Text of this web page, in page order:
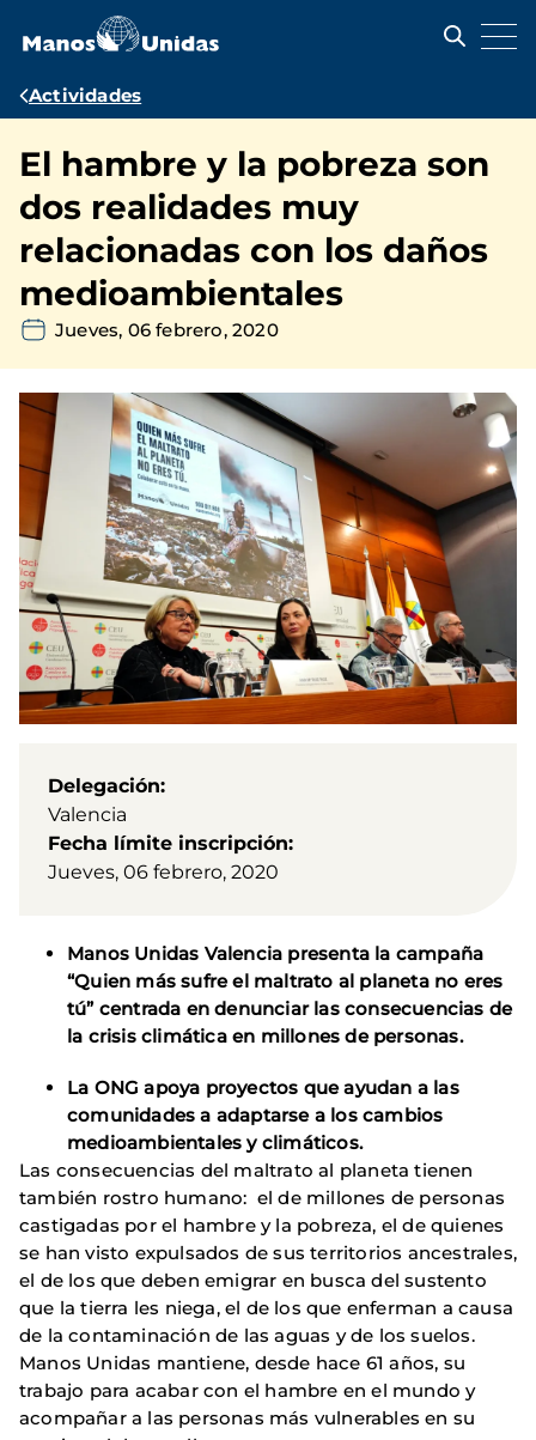
contenido
Ruta
navegación
Actividades
El hambre y la pobreza son
dos realidades muy
relacionadas con los daños
medioambientales
Jueves, 06 febrero, 2020
Delegación
Valencia
Fecha límite inscripción
Jueves, 06 febrero, 2020
Manos Unidas Valencia presenta la campaña
“Quien más sufre el maltrato al planeta no eres
tú” centrada en denunciar las consecuencias de
la crisis climática en millones de personas.
La ONG apoya proyectos que ayudan a las
comunidades a adaptarse a los cambios
medioambientales y climáticos.
Las consecuencias del maltrato al planeta tienen
también rostro humano: el de millones de personas
castigadas por el hambre y la pobreza, el de quienes
se han visto expulsados de sus territorios ancestrales,
el de los que deben emigrar en busca del sustento
que la tierra les niega, el de los que enferman a causa
de la contaminación de las aguas y de los suelos.
Manos Unidas mantiene, desde hace 61 años, su
trabajo para acabar con el hambre en el mundo y
acompañar a las personas más vulnerables en su